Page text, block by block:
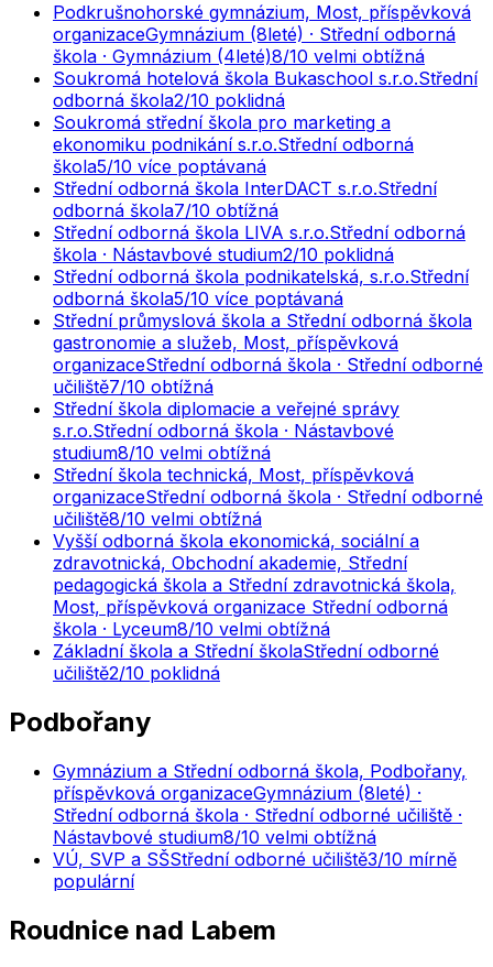
Podkrušnohorské gymnázium, Most, příspěvková
organizaceGymnázium (8leté) · Střední odborná
škola · Gymnázium (4leté)8/10 velmi obtížná
Soukromá hotelová škola Bukaschool s.r.o.Střední
odborná škola2/10 poklidná
Soukromá střední škola pro marketing a
ekonomiku podnikání s.r.o.Střední odborná
škola5/10 více poptávaná
Střední odborná škola InterDACT s.r.o.Střední
odborná škola7/10 obtížná
Střední odborná škola LIVA s.r.o.Střední odborná
škola · Nástavbové studium2/10 poklidná
Střední odborná škola podnikatelská, s.r.o.Střední
odborná škola5/10 více poptávaná
Střední průmyslová škola a Střední odborná škola
gastronomie a služeb, Most, příspěvková
organizaceStřední odborná škola · Střední odborné
učiliště7/10 obtížná
Střední škola diplomacie a veřejné správy
s.r.o.Střední odborná škola · Nástavbové
studium8/10 velmi obtížná
Střední škola technická, Most, příspěvková
organizaceStřední odborná škola · Střední odborné
učiliště8/10 velmi obtížná
Vyšší odborná škola ekonomická, sociální a
zdravotnická, Obchodní akademie, Střední
pedagogická škola a Střední zdravotnická škola,
Most, příspěvková organizace Střední odborná
škola · Lyceum8/10 velmi obtížná
Základní škola a Střední školaStřední odborné
učiliště2/10 poklidná
Podbořany
Gymnázium a Střední odborná škola, Podbořany,
příspěvková organizaceGymnázium (8leté) ·
Střední odborná škola · Střední odborné učiliště ·
Nástavbové studium8/10 velmi obtížná
VÚ, SVP a SŠStřední odborné učiliště3/10 mírně
populární
Roudnice nad Labem